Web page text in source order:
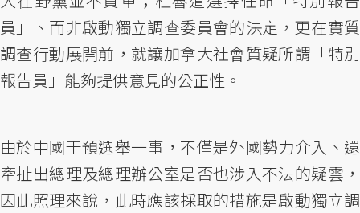
員」、而非啟動獨立調查委員會的決定，更在實質
調查行動展開前，就讓加拿大社會質疑所謂「特別
報告員」能夠提供意見的公正性。
由於中國干預選舉一事，不僅是外國勢力介入、還
牽扯出總理及總理辦公室是否也涉入不法的疑雲，
因此照理來說，此時應該採取的措施是啟動獨立調